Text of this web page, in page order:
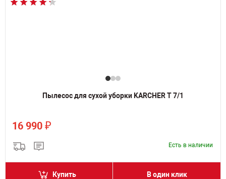
Пылесос для сухой уборки KARCHER T 7/1
16 990 ₽
Есть в наличии
Купить В один клик